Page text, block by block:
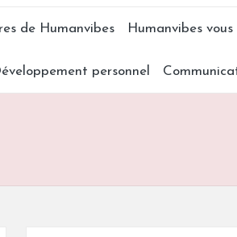
de Humanvibes Humanvibes
personnel